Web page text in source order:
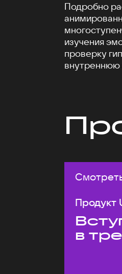
Подробно
изучения
проверку
внутреннюю
Продукт
в